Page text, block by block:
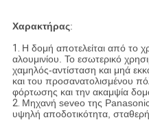
Χαρακτήρας:
1. Η δομή αποτελείται από το
αλουμινίου. Το εσωτερικό
χαμηλός-αντίσταση και μηά
και του προσανατολισμένου
φόρτωσης και την ακαμψία
2. Μηχανή seveo της
υψηλή αποδοτικότητα,